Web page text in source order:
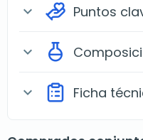
expand_more Puntos
expand_more
expand_more Ficha